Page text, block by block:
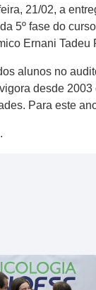
21/02, a
5º fase do
Ernani
alunos no
desde
Para este